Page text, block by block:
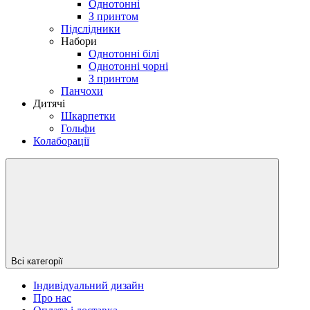
Однотонні
З принтом
Підслідники
Набори
Однотонні білі
Однотонні чорні
З принтом
Панчохи
Дитячі
Шкарпетки
Гольфи
Колаборації
Всі категорії
Індивідуальний дизайн
Про нас